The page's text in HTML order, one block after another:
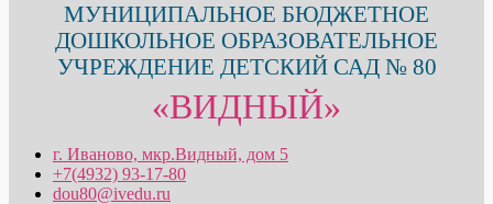
МУНИЦИПАЛЬНОЕ БЮДЖЕТНОЕ
ДОШКОЛЬНОЕ ОБРАЗОВАТЕЛЬНОЕ
УЧРЕЖДЕНИЕ ДЕТСКИЙ САД № 80
«ВИДНЫЙ»
г. Иваново, мкр.Видный, дом 5
+7(4932) 93-17-80
dou80@ivedu.ru